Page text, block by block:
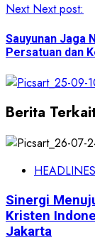
Next Next post:
Sauyunan Jaga
Persatuan dan
Berita
HEADLINES
Sinergi
Kristen
Jakarta